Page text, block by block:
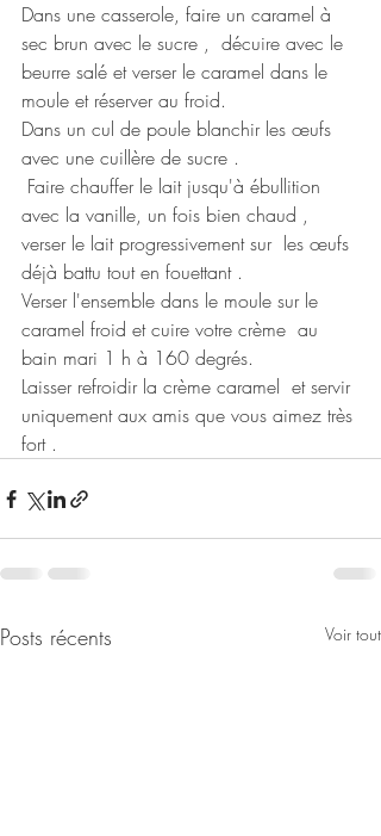
Dans une casserole, faire un caramel à
sec brun avec le sucre ,  décuire avec le
beurre salé et verser le caramel dans le
moule et réserver au froid.
Dans un cul de poule blanchir les œufs
avec une cuillère de sucre .
avec la vanille, un fois bien chaud ,
verser le lait progressivement sur  les œufs
déjà battu tout en fouettant .
Verser l'ensemble dans le moule sur le
caramel froid et cuire votre crème  au
bain mari 1 h à 160 degrés.
Laisser refroidir la crème caramel  et servir
uniquement aux amis que vous aimez très
fort .
Posts récents Voir tout